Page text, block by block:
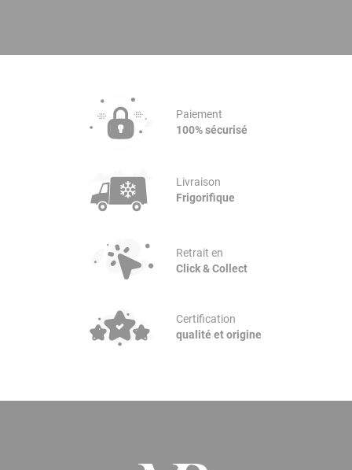
Paiement
100% sécurisé
Livraison
Frigorifique
Retrait en
Click & Collect
Certification
qualité et origine